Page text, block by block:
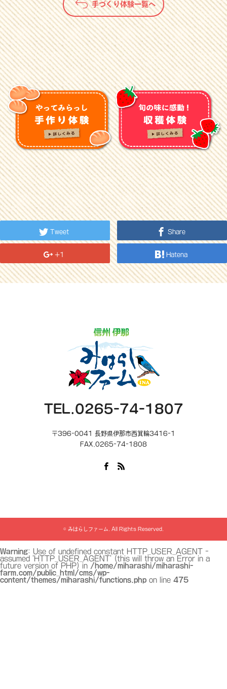
手づくり体験一覧へ
Tweet Share
+1 Hatena
TEL.0265-74-1807
〒396-0041 長野県伊那市西箕輪3416-1
FAX.0265-74-1808
© みはらしファーム . All Rights Reserved.
Warning: Use of undefined constant HTTP_USER_AGENT -
assumed 'HTTP_USER_AGENT' (this will throw an Error in a
future version of PHP) in /home/miharashi/miharashi-
farm.com/public_html/cms/wp-
content/themes/miharashi/functions.php on line 475